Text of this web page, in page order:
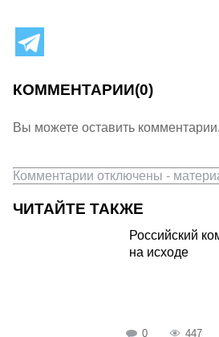
КОММЕНТАРИИ(0)
Вы можете оставить комментарии.
Комментарии отключены -
ЧИТАЙТЕ ТАКЖЕ
Российский
на исходе
0 447